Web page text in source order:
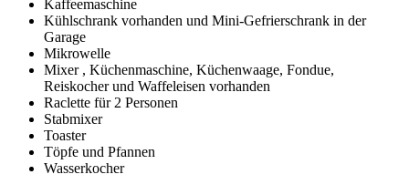
Kaffeemaschine
Kühlschrank vorhanden und Mini-Gefrierschrank in der
Garage
Mikrowelle
Mixer , Küchenmaschine, Küchenwaage, Fondue,
Reiskocher und Waffeleisen vorhanden
Raclette für 2 Personen
Stabmixer
Toaster
Töpfe und Pfannen
Wasserkocher